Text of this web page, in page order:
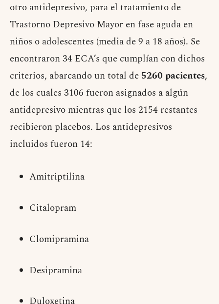
otro antidepresivo, para el tratamiento de
Trastorno Depresivo Mayor en fase aguda en
niños o adolescentes (media de 9 a 18 años). Se
encontraron 34 ECA’s que cumplían con dichos
criterios, abarcando un total de 5260 pacientes,
de los cuales 3106 fueron asignados a algún
antidepresivo mientras que los 2154 restantes
recibieron placebos. Los antidepresivos
incluidos fueron 14:
Amitriptilina
Citalopram
Clomipramina
Desipramina